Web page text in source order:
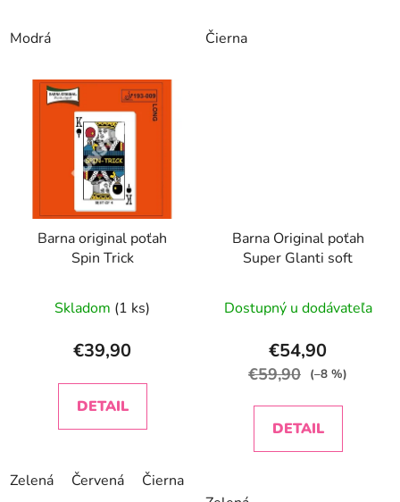
Modrá Čierna
Barna original poťah
Spin Trick
Skladom (1 ks)
€39,90
DETAIL
Zelená Červená Čierna
Barna Original poťah
Super Glanti soft
Dostupný u dodávateľa
€54,90
€59,90 (–8 %)
DETAIL